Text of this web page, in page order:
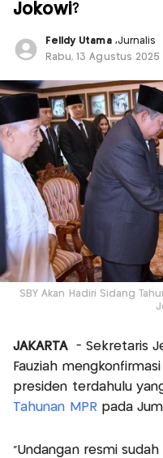
Jokowi?
Felldy Utama ,Jurnalis
Rabu, 13 Agustus 2025
SBY Akan Hadiri Sidang
JAKARTA - Sekretaris
Fauziah
presiden terdahulu
Tahunan MPR pada
"Undangan resmi